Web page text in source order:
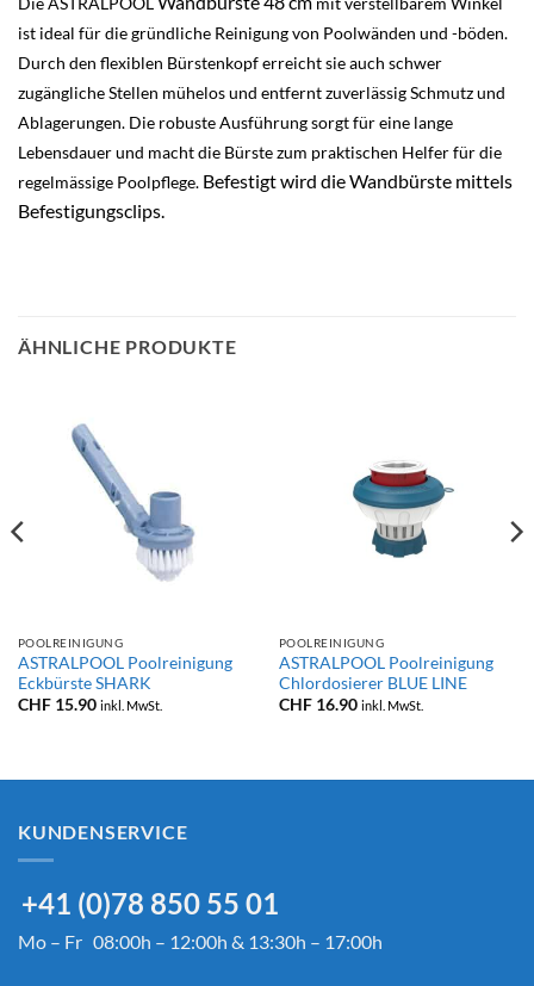
ist ideal für die gründliche Reinigung von Poolwänden und -böden.
Durch den flexiblen Bürstenkopf erreicht sie auch schwer
zugängliche Stellen mühelos und entfernt zuverlässig Schmutz und
Ablagerungen. Die robuste Ausführung sorgt für eine lange
Lebensdauer und macht die Bürste zum praktischen Helfer für die
regelmässige Poolpflege. Befestigt wird die Wandbürste mittels
Befestigungsclips.
ÄHNLICHE PRODUKTE
POOLREINIGUNG
ASTRALPOOL Poolreinigung
Eckbürste SHARK
CHF15.90 inkl. MwSt.
POOLREINIGUNG
ASTRALPOOL Poolreinigung
Chlordosierer BLUE LINE
CHF16.90 inkl. MwSt.
KUNDENSERVICE
+41 (0)78 850 55 01
Mo – Fr 08:00h – 12:00h & 13:30h – 17:00h